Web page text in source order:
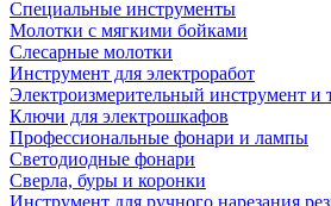
Специальные инструменты
Молотки с мягкими бойками
Слесарные молотки
Инструмент для электроработ
Электроизмерительный инструмент и
Ключи для электрошкафов
Профессиональные фонари и лампы
Светодиодные фонари
Сверла, буры и коронки
Инструмент для ручного нарезания